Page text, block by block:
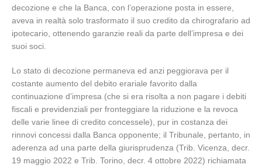
decozione e che la Banca, con l’operazione posta in essere,
aveva in realtà solo trasformato il suo credito da chirografario ad
ipotecario, ottenendo garanzie reali da parte dell’impresa e dei
suoi soci.
Lo stato di decozione permaneva ed anzi peggiorava per il
costante aumento del debito erariale favorito dalla
continuazione d’impresa (che si era risolta a non pagare i debiti
fiscali e previdenziali per fronteggiare la riduzione e la revoca
delle varie linee di credito concessele), pur in costanza dei
rinnovi concessi dalla Banca opponente; il Tribunale, pertanto, in
aderenza ad una parte della giurisprudenza (Trib. Vicenza, decr.
19 maggio 2022 e Trib. Torino, decr. 4 ottobre 2022) richiamata